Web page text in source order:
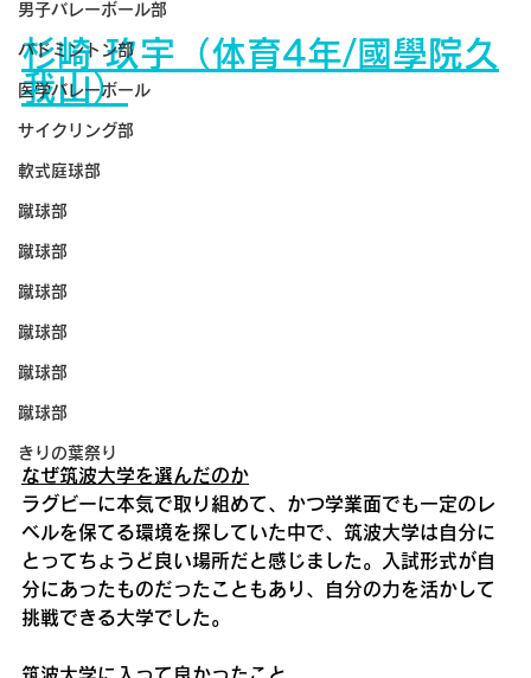
男子バレーボール部
バドミントン部
医学バレーボール
サイクリング部
軟式庭球部
蹴球部
蹴球部
蹴球部
蹴球部
蹴球部
蹴球部
きりの葉祭り
杉崎 玖宇 （体育4年/國學院久
我山）
なぜ筑波大学を選んだのか
ラグビーに本気で取り組めて、かつ学業面でも一定のレ
ベルを保てる環境を探していた中で、筑波大学は自分に
とってちょうど良い場所だと感じました。入試形式が自
分にあったものだったこともあり、自分の力を活かして
挑戦できる大学でした。